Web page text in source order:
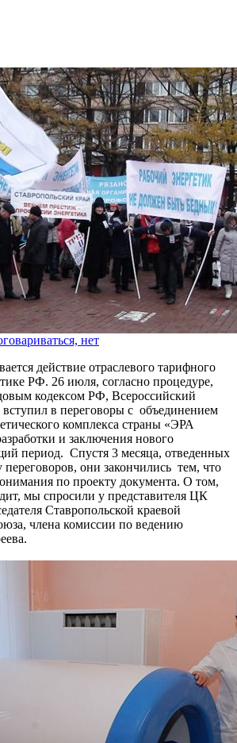
нет
действие отраслевого тарифного
РФ. 26 июля, согласно процедуре,
кодексом РФ, Всероссийский
в переговоры с объединением
комплекса страны «ЭРА
и заключения нового
период. Спустя 3 месяца, отведенных
они закончились тем, что
по проекту документа. О том,
мы спросили у представителя ЦК
Ставропольской краевой
члена комиссии по ведению